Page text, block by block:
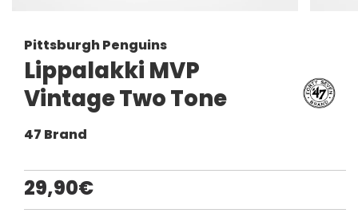
Pittsburgh Penguins
Lippalakki MVP
Vintage Two Tone
47 Brand
29,90€